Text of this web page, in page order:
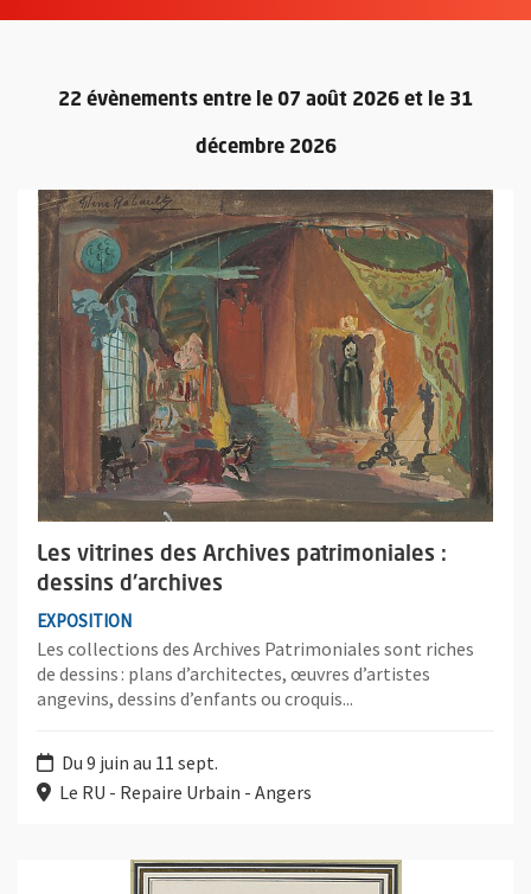
22 évènements entre le 07 août 2026 et le 31
décembre 2026
Retour au formulaire de
Les vitrines des Archives patrimoniales :
dessins d'archives
EXPOSITION
Les collections des Archives Patrimoniales sont riches
de dessins : plans d’architectes, œuvres d’artistes
angevins, dessins d’enfants ou croquis...
Du 9 juin au 11 sept.
Le RU - Repaire Urbain - Angers
Plus d'information sur l'évènement : Les vitrines des Archives
Plus d'information sur l'évènement : Collectionner le 18ème